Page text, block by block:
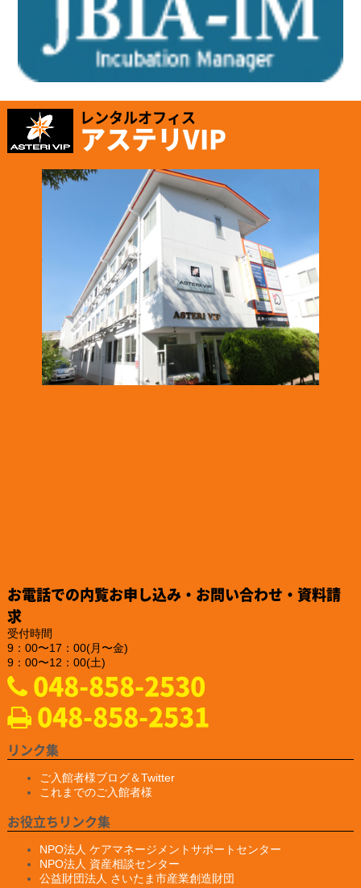
「株式会社テイコク」様のお知らせ
名古屋市ワーク・ライフ・バランス推進企業に認証されました。
https://www.teikoku-eng.co.jp/notice/9424/
2024.12.26
「株式会社NDTアドヴァンス」様のお知らせ
新製品の亀裂深度計『ET-28』の販売を、2025年2月10日に開始
されるそうです。
https://www.ndtadvance.com/info/info-et-28.html
2024.12.25
「株式会社NDTアドヴァンス」様のお知らせ
新製品 非破壊検査用ハンディブラックライト『IDX-550』の販
売を開始されました
https://www.ind-blacklight.jp/product/idx_550/
2024.12.20
「YAMAKI行政書士事務所様」様のお知らせ
ホームページがプレ公開されました。
https://yamaki–office.com/
2024.9.19
リティセミナーのお知らせ
開催日：2024 年10月22日 火曜日
１３：３０受付スタート
１４：００～ 「サイバーセキュリティセミナー」
レンタルオフィス
アステリVIP
お電話での内覧お申し込み・お問い合わせ・資料請
求
受付時間
9：00〜17：00(月〜金)
9：00〜12：00(土)
048-858-2530
048-858-2531
リンク集
ご入館者様ブログ＆Twitter
これまでのご入館者様
お役立ちリンク集
NPO法人 ケアマネージメントサポートセンター
NPO法人 資産相談センター
公益財団法人 さいたま市産業創造財団